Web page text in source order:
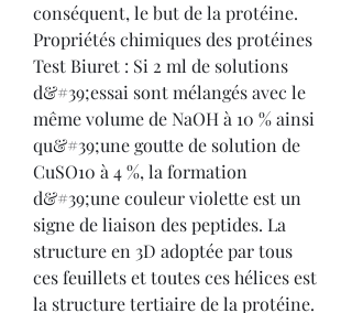
conséquent, le but de la protéine.
Propriétés chimiques des protéines
Test Biuret : Si 2 ml de solutions
d&#39;essai sont mélangés avec le
même volume de NaOH à 10 % ainsi
qu&#39;une goutte de solution de
CuSO10 à 4 %, la formation
d&#39;une couleur violette est un
signe de liaison des peptides. La
structure en 3D adoptée par tous
ces feuillets et toutes ces hélices est
la structure tertiaire de la protéine.